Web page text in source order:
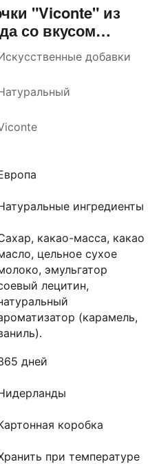
"Viconte" из
со вкусом
добавки
ингредиенты
какао-масса, какао
цельное сухое
эмульгатор
лецитин,
(карамель,
дней
коробка
при температуре